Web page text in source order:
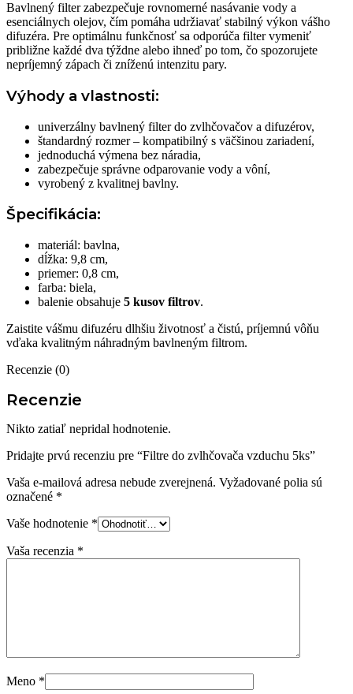
Bavlnený filter zabezpečuje rovnomerné nasávanie vody a
esenciálnych olejov, čím pomáha udržiavať stabilný výkon vášho
difuzéra. Pre optimálnu funkčnosť sa odporúča filter vymeniť
približne každé dva týždne alebo ihneď po tom, čo spozorujete
nepríjemný zápach či zníženú intenzitu pary.
Výhody a vlastnosti:
univerzálny bavlnený filter do zvlhčovačov a difuzérov,
štandardný rozmer – kompatibilný s väčšinou zariadení,
jednoduchá výmena bez náradia,
zabezpečuje správne odparovanie vody a vôní,
vyrobený z kvalitnej bavlny.
Špecifikácia:
materiál: bavlna,
dĺžka: 9,8 cm,
priemer: 0,8 cm,
farba: biela,
balenie obsahuje 5 kusov filtrov.
Zaistite vášmu difuzéru dlhšiu životnosť a čistú, príjemnú vôňu
vďaka kvalitným náhradným bavlneným filtrom.
Recenzie (0)
Recenzie
Nikto zatiaľ nepridal hodnotenie.
Pridajte prvú recenziu pre “Filtre do zvlhčovača vzduchu 5ks”
Vaša e-mailová adresa nebude zverejnená. Vyžadované polia sú
označené *
Vaše hodnotenie *
Vaša recenzia *
Meno *